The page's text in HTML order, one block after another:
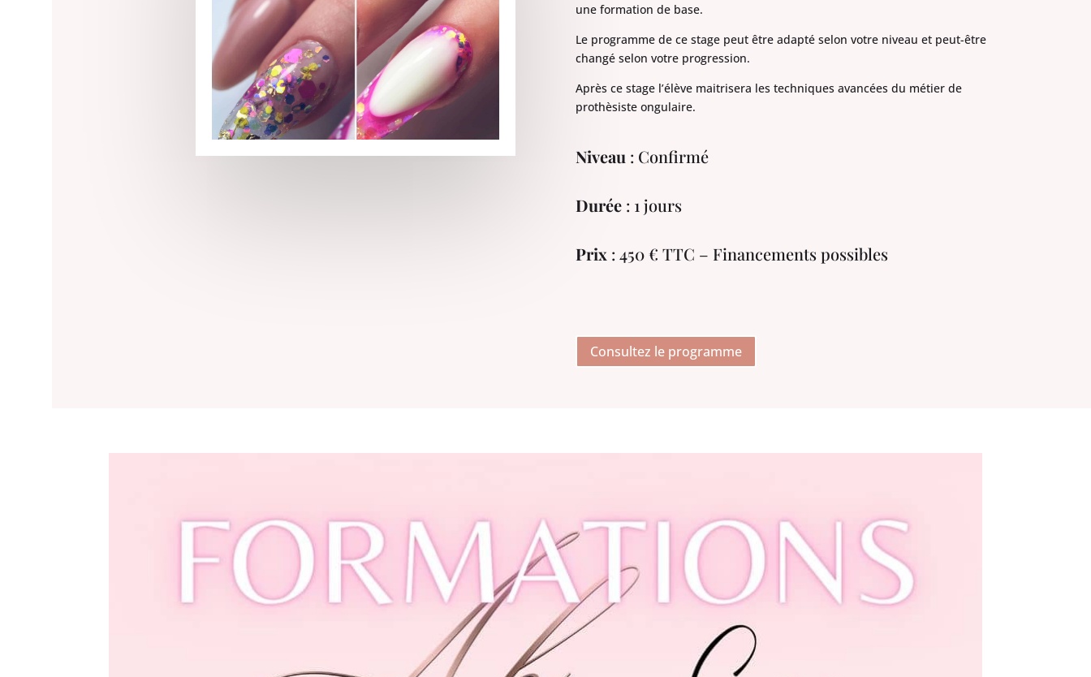
une formation de base.
Le programme de ce stage peut être adapté selon votre niveau et peut-être
changé selon votre progression.
Après ce stage l’élève maitrisera les techniques avancées du métier de
prothèsiste ongulaire.
Niveau : Confirmé
Durée: 1 jours
Prix : 450 € TTC – Financements possibles
Consultez le programme